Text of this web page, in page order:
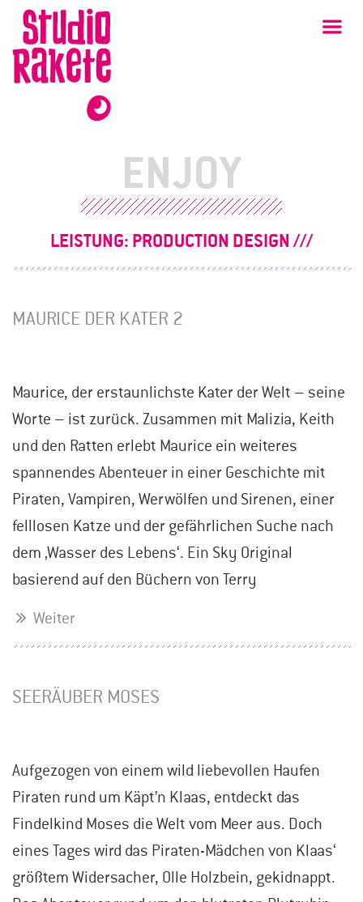
Zum
Inhalt
Studio
Rakete
ENJOY
LEISTUNG: PRODUCTION DESIGN
MAURICE DER KATER 2
Maurice, der erstaunlichste Kater der Welt – seine
Worte – ist zurück. Zusammen mit Malizia, Keith
und den Ratten erlebt Maurice ein weiteres
spannendes Abenteuer in einer Geschichte mit
Piraten, Vampiren, Werwölfen und Sirenen, einer
felllosen Katze und der gefährlichen Suche nach
dem ‚Wasser des Lebens‘. Ein Sky Original
basierend auf den Büchern von Terry
Weiter
SEERÄUBER MOSES
Aufgezogen von einem wild liebevollen Haufen
Piraten rund um Käpt’n Klaas, entdeckt das
Findelkind Moses die Welt vom Meer aus. Doch
eines Tages wird das Piraten-Mädchen von Klaas‘
größtem Widersacher, Olle Holzbein, gekidnappt.